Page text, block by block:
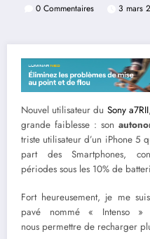
0 Commentaires 3 mars
Nouvel utilisateur du Sony a7RII
grande faiblesse : son
triste utilisateur d’un iPhone 5
part des Smartphones,
périodes sous les 10% de
Fort heureusement, je me
pavé nommé « Intenso
nous permettre de recharger